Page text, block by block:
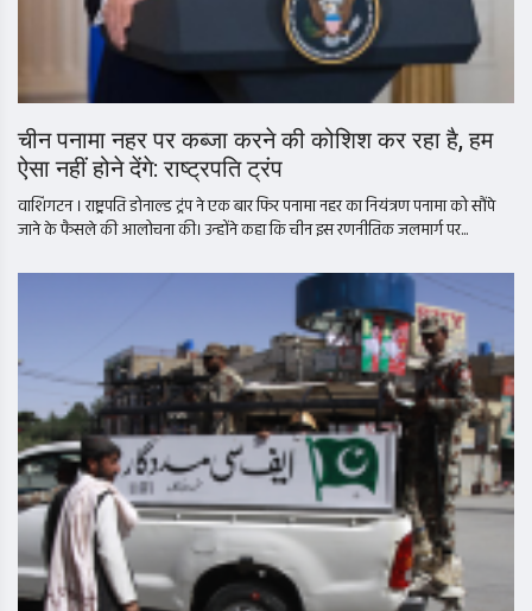
चीन पनामा नहर पर कब्जा करने की कोशिश कर रहा है, हम
ऐसा नहीं होने देंगे: राष्ट्रपति ट्रंप
वाशिंगटन । राष्ट्रपति डोनाल्ड ट्रंप ने एक बार फिर पनामा नहर का नियंत्रण पनामा को सौंपे
जाने के फैसले की आलोचना की। उन्होंने कहा कि चीन इस रणनीतिक जलमार्ग पर...